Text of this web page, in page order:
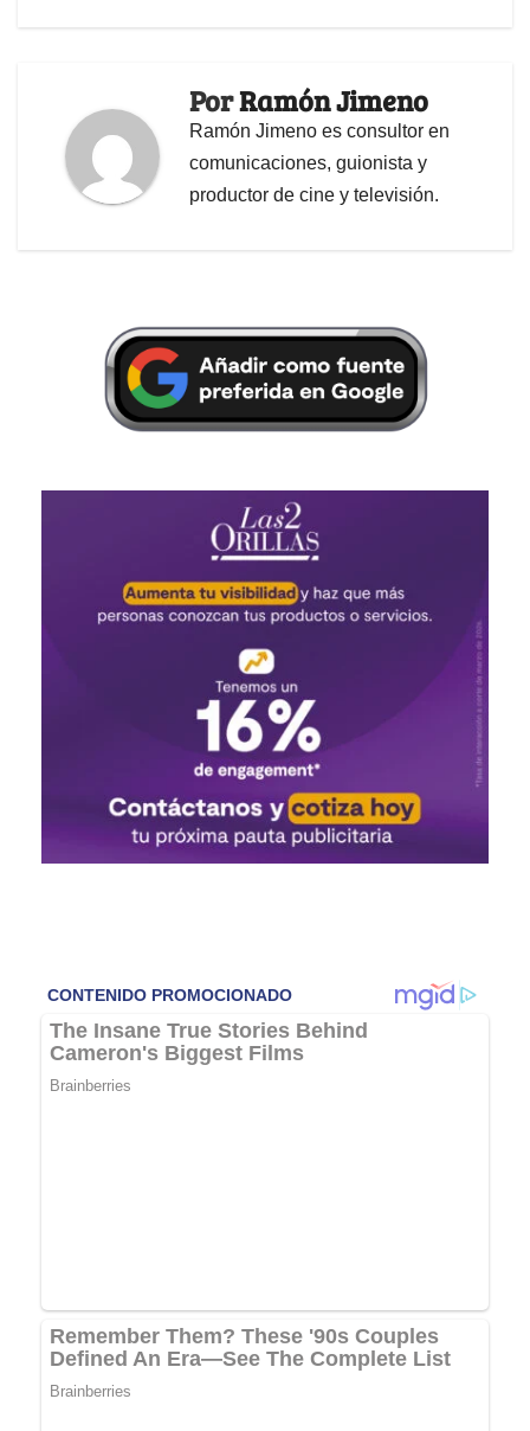
PorRamón Jimeno
Ramón Jimeno es consultor en
comunicaciones, guionista y
productor de cine y televisión.